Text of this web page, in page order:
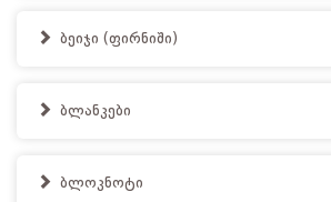
ბეიჯი (ფირნიში)
ბლანკები
ბლოკნოტი